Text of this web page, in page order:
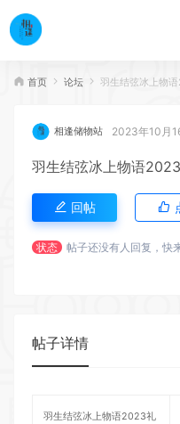
首页 论坛 羽生结弦冰上物
相逢储物站 2023年10月
羽生结弦冰上物语
回帖
状态 帖子还没有人回复，快
帖子详情
羽生结弦冰上物语2023礼